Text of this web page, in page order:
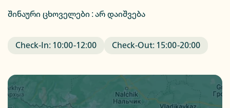
შინაური ცხოველები : არ დაიშვება
Check-In: 10:00-12:00 Check-Out: 15:00-20:00